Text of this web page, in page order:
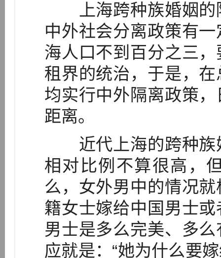
上海跨种族婚姻的
中外社会分离政策有
海人口不到百分之三
租界的统治，于是，
均实行中外隔离政策
距离。
近代上海的跨种族
相对比例不算很高，
么，女外男中的情况
籍女士嫁给中国男士
男士是多么完美、多
应就是：“她为什么要